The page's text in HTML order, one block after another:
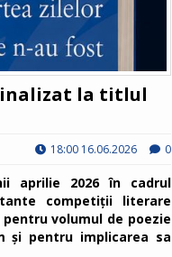
la titlul
18:00 16.06.2026 0
aprilie 2026 în cadrul
competiții literare
volumul de poezie
și pentru implicarea sa